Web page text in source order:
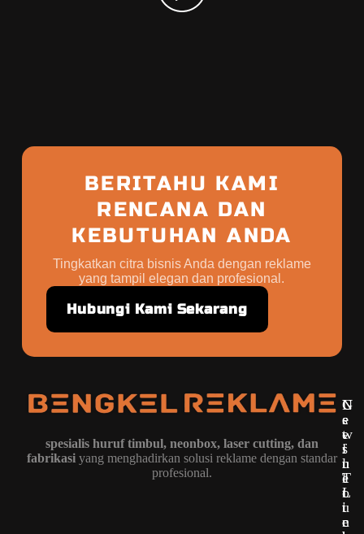
BERITAHU KAMI
RENCANA DAN
KEBUTUHAN ANDA
Tingkatkan citra bisnis Anda dengan reklame
yang tampil elegan dan profesional.
Hubungi Kami Sekarang
spesialis huruf timbul, neonbox, laser cutting, dan
fabrikasiyang menghadirkan solusi reklame dengan standar
profesional.
G
e
t
i
n
T
o
u
c
U
s
e
f
u
l
L
i
n
N
e
w
s
l
e
t
t
e